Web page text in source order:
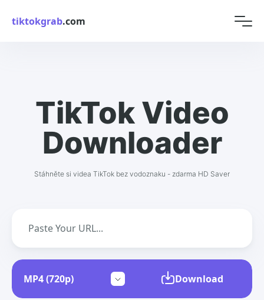
tiktokgrab.com
TikTok Video
Downloader
Stáhněte si videa TikTok bez vodoznaku - zdarma HD Saver
Download